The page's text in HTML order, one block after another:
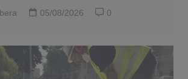
05/08/2026 0